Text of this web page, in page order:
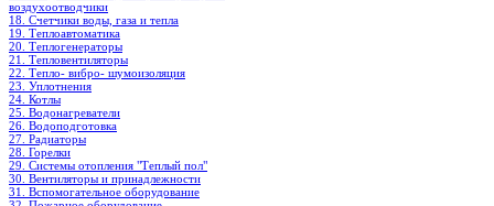
воздухоотводчики
18. Счетчики воды, газа и тепла
19. Теплоавтоматика
20. Теплогенераторы
21. Тепловентиляторы
22. Тепло- вибро- шумоизоляция
23. Уплотнения
24. Котлы
25. Водонагреватели
26. Водоподготовка
27. Радиаторы
28. Горелки
29. Системы отопления "Теплый пол"
30. Вентиляторы и принадлежности
31. Вспомогательное оборудование